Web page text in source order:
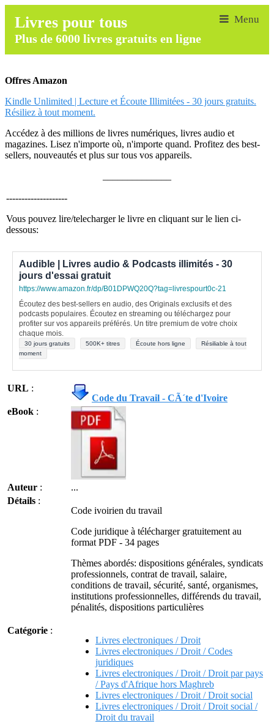
Livres pour tous
Plus de 6000 livres gratuits en ligne
Offres Amazon
Kindle Unlimited | Lecture et Écoute Illimitées - 30 jours gratuits.
Résiliez à tout moment.
Accédez à des millions de livres numériques, livres audio et
magazines. Lisez n'importe où, n'importe quand. Profitez des best-
sellers, nouveautés et plus sur tous vos appareils.
--------------------
Vous pouvez lire/telecharger le livre en cliquant sur le lien ci-
dessous:
Audible | Livres audio & Podcasts illimités - 30
jours d'essai gratuit
https://www.amazon.fr/dp/B01DPWQ20Q?tag=livrespourt0c-21
Écoutez des best-sellers en audio, des Originals exclusifs et des
podcasts populaires. Écoutez en streaming ou téléchargez pour
profiter sur vos appareils préférés. Un titre premium de votre choix
chaque mois.
30 jours gratuits 500K+ titres Écoute hors ligne
Résiliable à tout
moment
URL :
Code du Travail - CÃ´te d'Ivoire
eBook :
Auteur :
...
Détails :
Code ivoirien du travail
Code juridique à télécharger gratuitement au
format PDF - 34 pages
Thèmes abordés: dispositions générales, syndicats
professionnels, contrat de travail, salaire,
conditions de travail, sécurité, santé, organismes,
institutions professionnelles, différends du travail,
pénalités, dispositions particulières
Catégorie :
Livres electroniques / Droit
Livres electroniques / Droit / Codes
juridiques
Livres electroniques / Droit / Droit par pays
/ Pays d'Afrique hors Maghreb
Livres electroniques / Droit / Droit social
Livres electroniques / Droit / Droit social /
Droit du travail